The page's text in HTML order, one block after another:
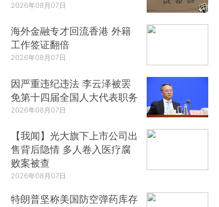
2026年08月07日
海外金融专才回流香港 外籍
工作签证翻倍
2026年08月07日
因严重违纪违法 李云泽被罢
免第十四届全国人大代表职务
2026年08月07日
【我闻】光大旗下上市公司出
售背后隐情 多人卷入医疗腐
败案被查
2026年08月07日
特朗普坚称美国防空弹药库存